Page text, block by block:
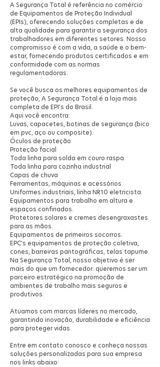
A Segurança Total é referência no comércio
de Equipamentos de Proteção Individual
(EPIs), oferecendo soluções completas e de
alta qualidade para garantir a segurança dos
trabalhadores em diferentes setores. Nosso
compromisso é com a vida, a saúde e o bem-
estar, fornecendo produtos certificados e em
conformidade com as normas
regulamentadoras.
Se você busca os melhores equipamentos de
proteção, A Segurança Total é a loja mais
completa de EPI’s do Brasil.
⁠Aqui você encontra:
Luvas, capacetes, botinas de segurança (bico
em pvc, aço ou composite).
⁠Óculos de proteção
Proteção facial
Toda linha para solda em couro raspa.
⁠Toda linha para cozinha industrial
Capas de chuva
Ferramentas, máquinas e acessórios.
Uniformes industriais, linha NR10 eletricista.
Equipamentos para trabalho em altura e
espaços confinados.
⁠Protetores solares e cremes desengraxastes
para as mãos.
Equipamentos de primeiros socorros.
⁠EPC’s equipamentos de proteção coletiva,
cones, barreiras pantográficas, telas tapume.
Na Segurança Total, nosso objetivo é ser
mais do que um fornecedor: queremos ser um
parceiro estratégico na promoção de
ambientes de trabalho mais seguros e
produtivos.
Atuamos com marcas líderes no mercado,
garantindo inovação, durabilidade e eficiência
para proteger vidas.
Entre em contato conosco e conheça nossas
soluções personalizadas para sua empresa
nos links abaixo: